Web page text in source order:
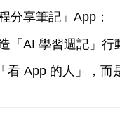
分享筆記」App；
「AI 學習週記」行
看 App 的人」，而